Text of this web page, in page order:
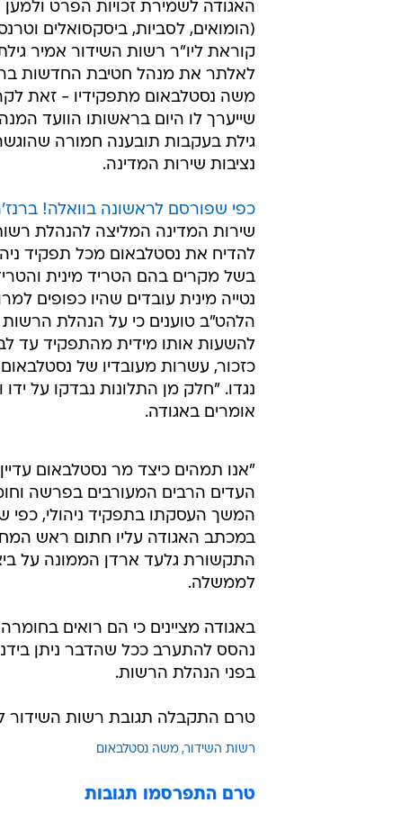
האגודה לשמירת זכויות הפרט
(הומואים, לסביות, ביסקסואלים
קוראת ליו"ר רשות השידור אמיר
לאלתר את מנהל חטיבת החדשות
משה נסטלבאום מתפקידיו - זאת
שייערך לו היום בראשותו הוועד
גילת בעקבות תובענה חמורה שהוגשה
נציבות שירות המדינה.
כפי שפורסם לראשונה בוואלה!
שירות המדינה המליצה להנהלת
להדיח את נסטלבאום מכל תפקיד
בשל מקרים בהם הטריד מינית
נטייה מינית עובדים שהיו כפופים
הלהט"ב טוענים כי על הנהלת הרשות
להשעות אותו מידית מהתפקיד עד
כזכור, עשרות מעובדיו של
נגדו. "חלק מן התלונות נבדקו על
אומרים באגודה.
"אנו תמהים כיצד מר נסטלבאום
העדים הרבים המעורבים בפרשה
המשך העסקתו בתפקיד ניהולי, כפי
במכתב האגודה עליו חתום ראש
התקשורת גלעד ארדן הממונה על
לממשלה.
באגודה מציינים כי הם רואים
נהסס להתערב ככל שהדבר ניתן
בפני הנהלת הרשות.
טרם התקבלה תגובת רשות השידור
רשות השידור משה נסטלבאום
טרם התפרסמו תגובות